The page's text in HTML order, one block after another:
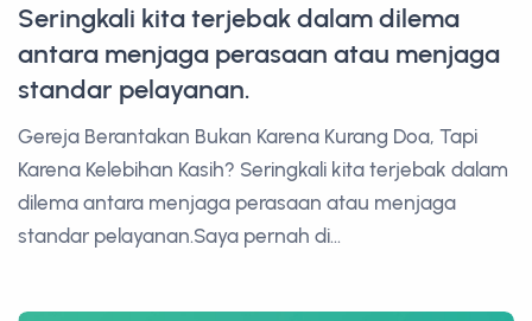
Seringkali kita terjebak dalam dilema
antara menjaga perasaan atau menjaga
standar pelayanan.
Gereja Berantakan Bukan Karena Kurang Doa, Tapi
Karena Kelebihan Kasih? Seringkali kita terjebak dalam
dilema antara menjaga perasaan atau menjaga
standar pelayanan.Saya pernah di...